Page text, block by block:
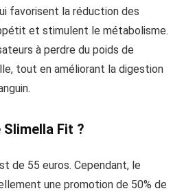
favorisent la réduction des
et stimulent le métabolisme.
à perdre du poids de
tout en améliorant la digestion
Fit ?
de 55 euros. Cependant, le
une promotion de 50% de